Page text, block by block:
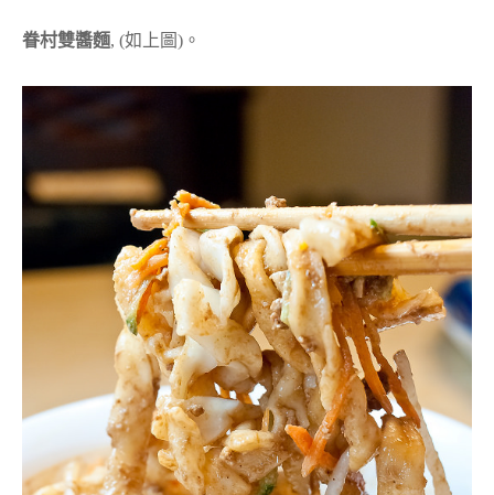
眷村雙醬麵, (如上圖)。